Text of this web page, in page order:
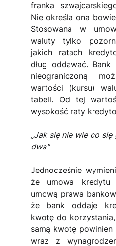
franka
Nie określa ona
Stosowana w
waluty tylko
jakich ratach
dług oddawać. Bank
nieograniczoną
wartości (kursu)
tabeli. Od tej
wysokość raty
„Jak się nie wie co
dwa"
Jednocześnie
że umowa
umową prawa
że bank oddaje
kwotę do
samą kwotę
wraz z